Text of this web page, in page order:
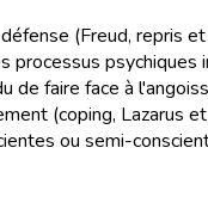
(Freud, repris
processus psychiques
de faire face à
(coping, Lazarus
ou semi-